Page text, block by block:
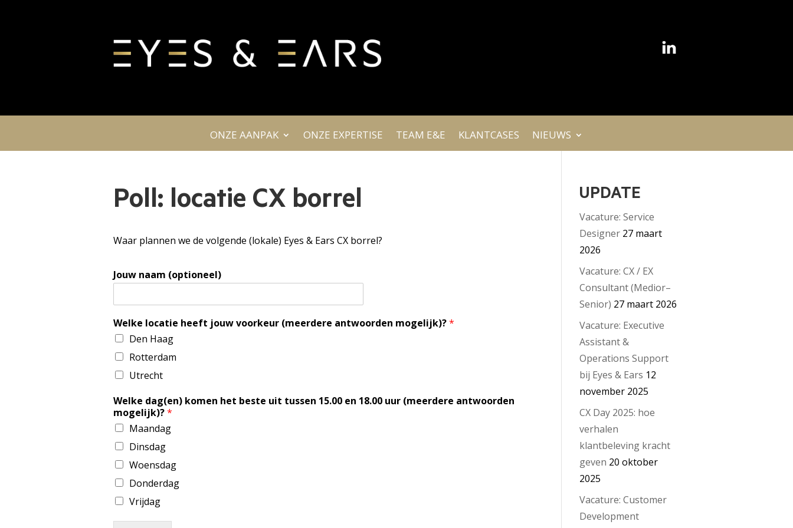
ONZE AANPAK ONZE EXPERTISE TEAM E&E KLANTCASES NIEUWS
Poll: locatie CX borrel
Waar plannen we de volgende (lokale) Eyes & Ears CX borrel?
Jouw naam (optioneel)
Welke locatie heeft jouw voorkeur (meerdere antwoorden mogelijk)?*
Den Haag
Rotterdam
Utrecht
Welke dag(en) komen het beste uit tussen 15.00 en 18.00 uur (meerdere antwoorden
mogelijk)?*
Maandag
Dinsdag
Woensdag
Donderdag
Vrijdag
UPDATE
Vacature: Service
Designer 27 maart
2026
Vacature: CX / EX
Consultant (Medior–
Senior) 27 maart 2026
Vacature: Executive
Assistant &
Operations Support
bij Eyes & Ears 12
november 2025
CX Day 2025: hoe
verhalen
klantbeleving kracht
geven 20 oktober
2025
Vacature: Customer
Development